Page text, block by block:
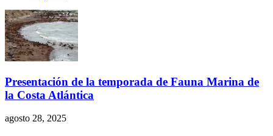
Presentación de la temporada de Fauna Marina de
la Costa Atlántica
agosto 28, 2025